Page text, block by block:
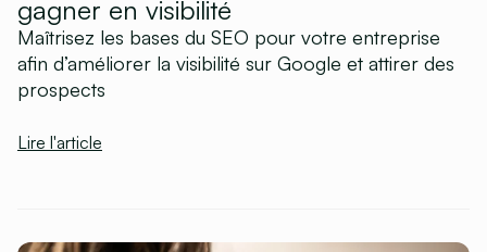
gagner en visibilité
Maîtrisez les bases du SEO pour votre entreprise
afin d’améliorer la visibilité sur Google et attirer des
prospects
Lire l'article